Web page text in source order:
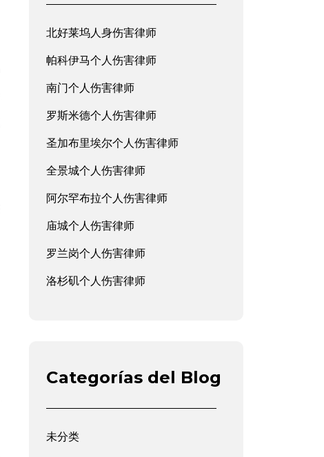
北好莱坞人身伤害律师
帕科伊马个人伤害律师
南门个人伤害律师
罗斯米德个人伤害律师
圣加布里埃尔个人伤害律师
全景城个人伤害律师
阿尔罕布拉个人伤害律师
庙城个人伤害律师
罗兰岗个人伤害律师
洛杉矶个人伤害律师
Categorías del Blog
未分类